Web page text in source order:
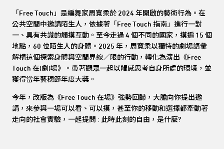
「Free Touch」是編舞家周寬柔於 2024 年開啟的藝術行為。在
公共空間中邀請陌生人，依據著「Free Touch 指南」進行一對
一、具有共識的觸摸互動。至今走過 4 個不同的國家，摸遍 15 個
地點，60 位陌生人的身體。2025 年，周寬柔以獨特的劇場語彙
解構這個探索身體與空間界線／限的行動，轉化為演出《Free
Touch 在(劇)場》。帶著觀眾一起以觸感思考自身所處的環境，並
獲得當年藝穗節年度大獎。
今年，改版為《Free Touch 在場》強勢回歸，大膽向你提出邀
請，來參與一場可以看、可以摸，甚至你的移動和選擇都牽動著
走向的社會實驗，一起提問 : 此時此刻的自由，是什麼?